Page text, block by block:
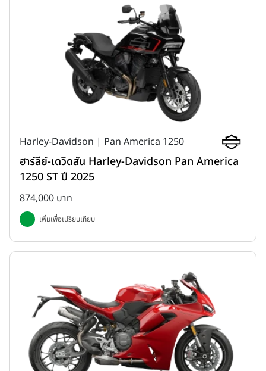
Harley-Davidson | Pan America 1250
ฮาร์ลีย์-เดวิดสัน Harley-Davidson Pan America
1250 ST ปี 2025
874,000 บาท
เพิ่มเพื่อเปรียบเทียบ